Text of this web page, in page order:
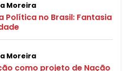
Moreira
Política no Brasil: Fantasia
Moreira
como projeto de Nação